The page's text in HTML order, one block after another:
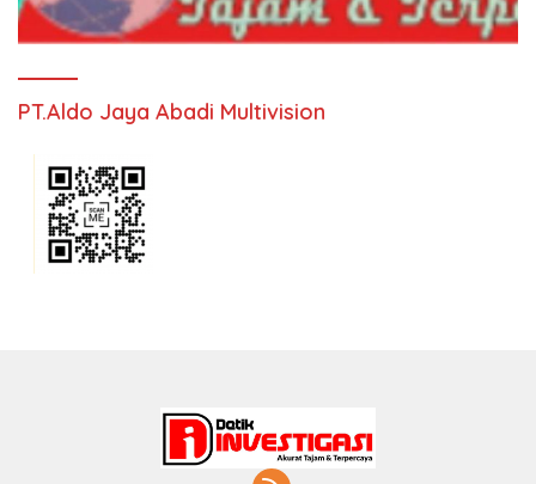
PT.Aldo Jaya Abadi Multivision